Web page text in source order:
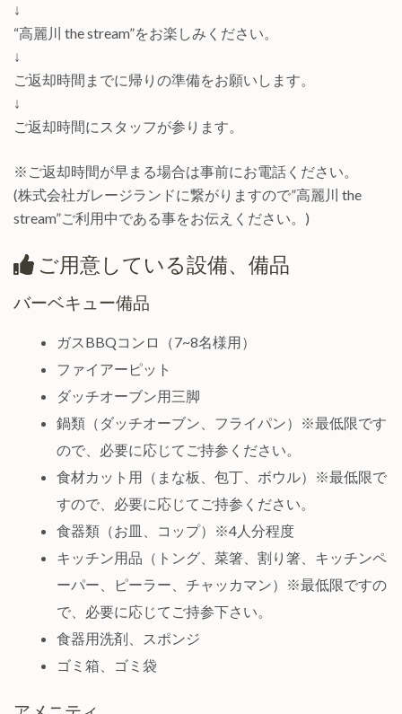
↓
“高麗川 the stream”をお楽しみください。
↓
ご返却時間までに帰りの準備をお願いします。
↓
ご返却時間にスタッフが参ります。
※ご返却時間が早まる場合は事前にお電話ください。
(株式会社ガレージランドに繋がりますので”高麗川 the
stream”ご利用中である事をお伝えください。)
ご用意している設備、備品
バーベキュー備品
ガスBBQコンロ（7~8名様用）
ファイアーピット
ダッチオーブン用三脚
鍋類（ダッチオーブン、フライパン）※最低限です
ので、必要に応じてご持参ください。
食材カット用（まな板、包丁、ボウル）※最低限で
すので、必要に応じてご持参ください。
食器類（お皿、コップ）※4人分程度
キッチン用品（トング、菜箸、割り箸、キッチンペ
ーパー、ピーラー、チャッカマン）※最低限ですの
で、必要に応じてご持参下さい。
食器用洗剤、スポンジ
ゴミ箱、ゴミ袋